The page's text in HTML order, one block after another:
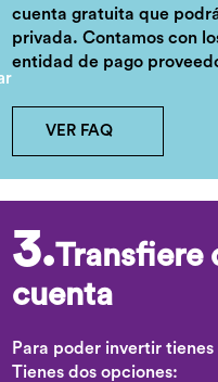
cuenta gratuita que
privada. Contamos con
entidad de pago
VER FAQ
3.Transfiere
cuenta
Para poder invertir
Tienes dos opciones: